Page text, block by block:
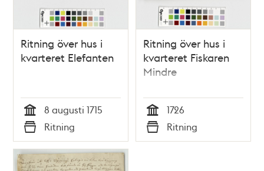
Ritning över hus i
kvarteret Elefanten
Tid
8 augusti 1715
Typ
Ritning
Ritning över hus i
kvarteret Fiskaren
Mindre
Tid
1726
Typ
Ritning